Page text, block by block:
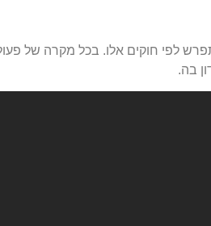
לפי חוקים אלו. בכל מקרה של
בה.